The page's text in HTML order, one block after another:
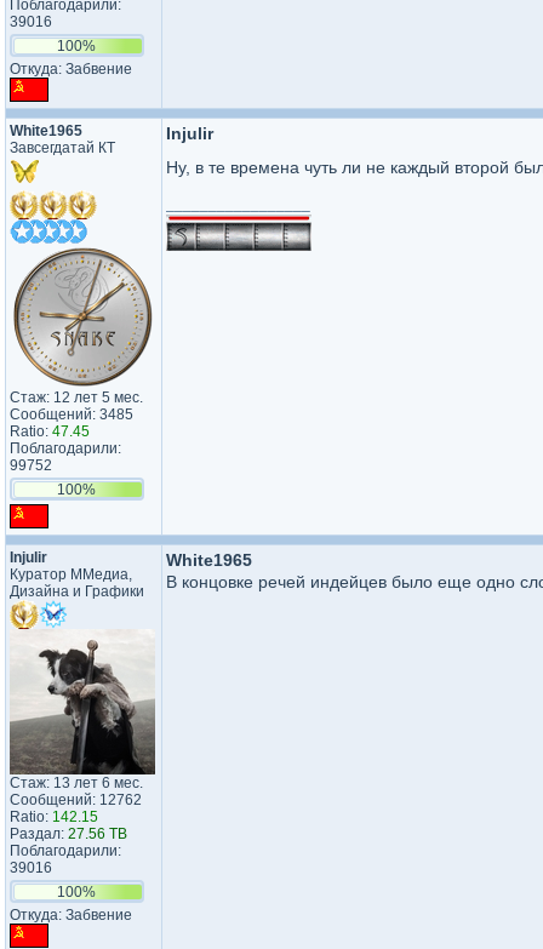
Поблагодарили:
39016
100%
Откуда: Забвение
White1965
Завсегдатай КТ
Стаж: 12 лет 5 мес.
Сообщений: 3485
Ratio: 47.45
Поблагодарили:
99752
100%
Injulir
Ну, в те времена чуть ли не каждый второй
Injulir
Куратор ММедиа,
Дизайна и Графики
Стаж: 13 лет 6 мес.
Сообщений: 12762
Ratio: 142.15
Раздал: 27.56 TB
Поблагодарили:
39016
100%
Откуда: Забвение
White1965
В концовке речей индейцев было еще одно